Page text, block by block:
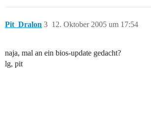
Pit_Dralon 12. Oktober 2005 um 17:54
3
naja, mal an ein bios-update gedacht?
lg, pit